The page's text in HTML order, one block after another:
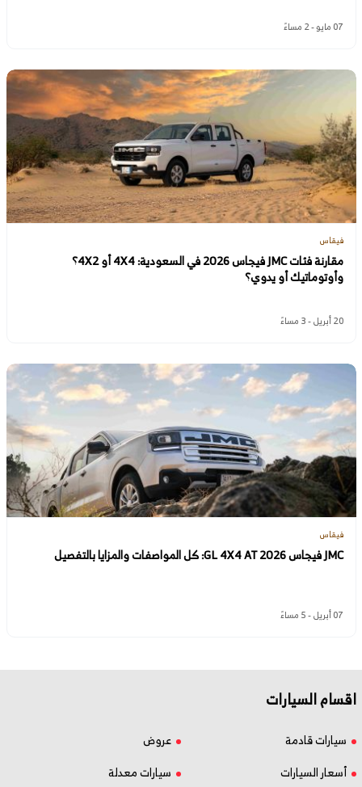
07 مايو - 2 مساءً
فيقاس
مقارنة فئات JMC فيجاس 2026 في السعودية: 4X4 أو 4X2؟
وأوتوماتيك أو يدوي؟
20 أبريل - 3 مساءً
فيقاس
JMC فيجاس GL 4X4 AT 2026: كل المواصفات والمزايا بالتفصيل
07 أبريل - 5 مساءً
اقسام السيارات
سيارات قادمة
عروض
أسعار السيارات
سيارات معدلة